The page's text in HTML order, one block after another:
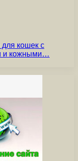
кошек с
и кожными…